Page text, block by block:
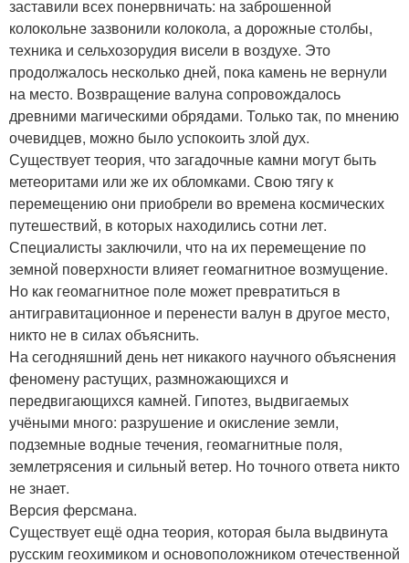
заставили всех понервничать: на заброшенной
колокольне зазвонили колокола, а дорожные столбы,
техника и сельхозорудия висели в воздухе. Это
продолжалось несколько дней, пока камень не вернули
на место. Возвращение валуна сопровождалось
древними магическими обрядами. Только так, по мнению
очевидцев, можно было успокоить злой дух.
Существует теория, что загадочные камни могут быть
метеоритами или же их обломками. Свою тягу к
перемещению они приобрели во времена космических
путешествий, в которых находились сотни лет.
Специалисты заключили, что на их перемещение по
земной поверхности влияет геомагнитное возмущение.
Но как геомагнитное поле может превратиться в
антигравитационное и перенести валун в другое место,
никто не в силах объяснить.
На сегодняшний день нет никакого научного объяснения
феномену растущих, размножающихся и
передвигающихся камней. Гипотез, выдвигаемых
учёными много: разрушение и окисление земли,
подземные водные течения, геомагнитные поля,
землетрясения и сильный ветер. Но точного ответа никто
не знает.
Версия ферсмана.
Существует ещё одна теория, которая была выдвинута
русским геохимиком и основоположником отечественной